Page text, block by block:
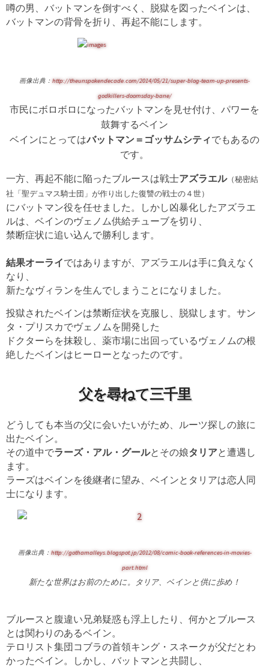
噂の男、バットマンを倒すべく、脱獄を図ったベインは、
バットマンの背骨を折り、再起不能にします。
画像出典： http://theunspokendecade.com/2014/05/21/super-blog-team-up-presents-
godkillers-doomsday-bane/
市民にボロボロになったバットマンを見せ付け、パワーを
鼓舞するベイン
ベインにとってはバットマン＝ゴッサムシティでもあるの
です。
一方、再起不能に陥ったブルースは戦士アズラエル（秘密結
社「聖デュマス騎士団」が作り出した復讐の戦士の４世）
にバットマン役を任せました。しかし凶暴化したアズラエ
ルは、ベインのヴェノム供給チューブを切り、
禁断症状に追い込んで勝利します。
結果オーライではありますが、アズラエルは手に負えなく
なり、
新たなヴィランを生んでしまうことになりました。
投獄されたベインは禁断症状を克服し、脱獄します。サン
タ・プリスカでヴェノムを開発した
ドクターらを抹殺し、薬市場に出回っているヴェノムの根
絶したベインはヒーローとなったのです。
父を尋ねて三千里
どうしても本当の父に会いたいがため、ルーツ探しの旅に
出たベイン。
その道中でラーズ・アル・グールとその娘タリアと遭遇し
ます。
ラーズはベインを後継者に望み、ベインとタリアは恋人同
士になります。
画像出典： http://gothamalleys.blogspot.jp/2012/08/comic-book-references-in-movies-
part.html
新たな世界はお前のために。 タリア、 ベインと供に歩め！
ブルースと腹違い兄弟疑惑も浮上したり、何かとブルース
とは関わりのあるベイン。
テロリスト集団コブラの首領キング・スネークが父だとわ
かったベイン。しかし、バットマンと共闘し、